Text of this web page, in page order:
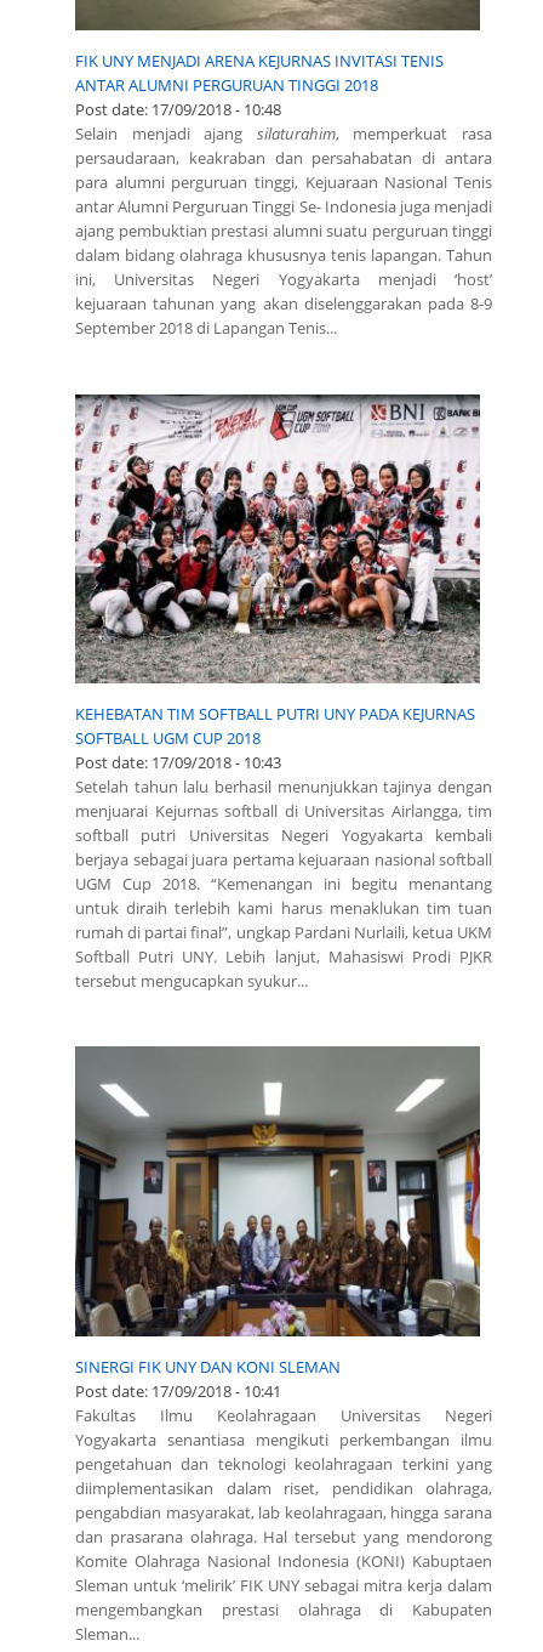
FIK UNY MENJADI ARENA KEJURNAS INVITASI TENIS
ANTAR ALUMNI PERGURUAN TINGGI 2018
Post date: 17/09/2018 - 10:48
Selain menjadi ajang silaturahim, memperkuat rasa
persaudaraan, keakraban dan persahabatan di antara
para alumni perguruan tinggi, Kejuaraan Nasional Tenis
antar Alumni Perguruan Tinggi Se- Indonesia juga menjadi
ajang pembuktian prestasi alumni suatu perguruan tinggi
dalam bidang olahraga khususnya tenis lapangan. Tahun
ini, Universitas Negeri Yogyakarta menjadi ‘host’
kejuaraan tahunan yang akan diselenggarakan pada 8-9
September 2018 di Lapangan Tenis...
KEHEBATAN TIM SOFTBALL PUTRI UNY PADA KEJURNAS
SOFTBALL UGM CUP 2018
Post date: 17/09/2018 - 10:43
Setelah tahun lalu berhasil menunjukkan tajinya dengan
menjuarai Kejurnas softball di Universitas Airlangga, tim
softball putri Universitas Negeri Yogyakarta kembali
berjaya sebagai juara pertama kejuaraan nasional softball
UGM Cup 2018. “Kemenangan ini begitu menantang
untuk diraih terlebih kami harus menaklukan tim tuan
rumah di partai final”, ungkap Pardani Nurlaili, ketua UKM
Softball Putri UNY. Lebih lanjut, Mahasiswi Prodi PJKR
tersebut mengucapkan syukur...
SINERGI FIK UNY DAN KONI SLEMAN
Post date: 17/09/2018 - 10:41
Fakultas Ilmu Keolahragaan Universitas Negeri
Yogyakarta senantiasa mengikuti perkembangan ilmu
pengetahuan dan teknologi keolahragaan terkini yang
diimplementasikan dalam riset, pendidikan olahraga,
pengabdian masyarakat, lab keolahragaan, hingga sarana
dan prasarana olahraga. Hal tersebut yang mendorong
Komite Olahraga Nasional Indonesia (KONI) Kabuptaen
Sleman untuk ‘melirik’ FIK UNY sebagai mitra kerja dalam
mengembangkan prestasi olahraga di Kabupaten
Sleman...